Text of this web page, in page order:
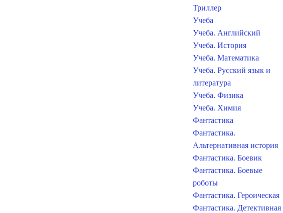
Триллер
Учеба
Учеба. Английский
Учеба. История
Учеба. Математика
Учеба. Русский язык и
литература
Учеба. Физика
Учеба. Химия
Фантастика
Фантастика.
Альтернативная история
Фантастика. Боевик
Фантастика. Боевые
роботы
Фантастика. Героическая
Фантастика. Детективная